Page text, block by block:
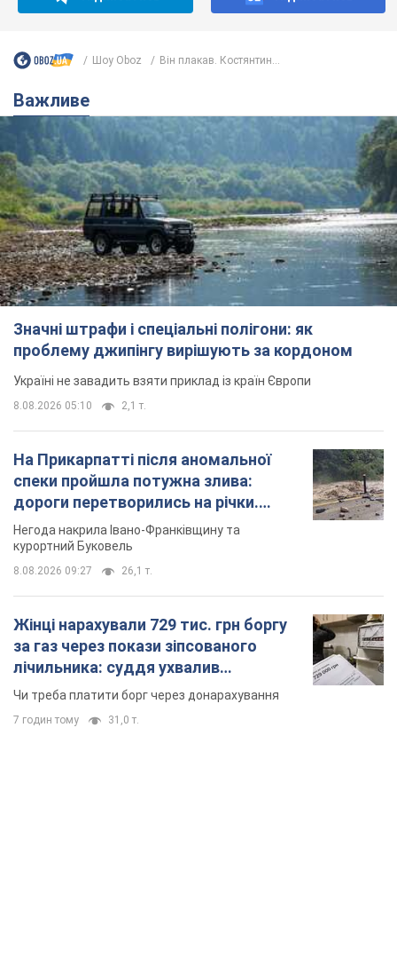
Значні штрафи і спеціальні полігони: як
проблему джипінгу вирішують за кордоном
Україні не завадить взяти приклад із країн Європи
8.08.2026 05:10 2,1 т.
На Прикарпатті після аномальної
спеки пройшла потужна злива:
дороги перетворились на річки.
Відео
Негода накрила Івано-Франківщину та
за газ через покази зіпсованого
лічильника: суддя ухвалив
неочікуване рішення
7 годин тому 31,0 т.